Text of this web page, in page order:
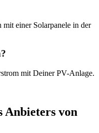
mit Deiner PV-Anlage.
Anbieters von